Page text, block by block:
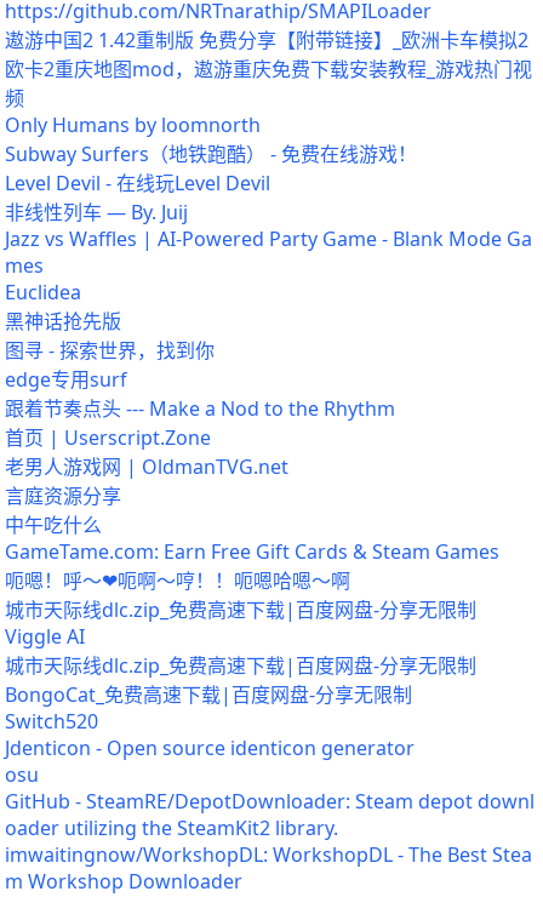
https://github.com/NRTnarathip/SMAPILoader
遨游中国2 1.42重制版 免费分享【附带链接】_欧洲卡车模拟2
欧卡2重庆地图mod，遨游重庆免费下载安装教程_游戏热门视
频
Only Humans by loomnorth
Subway Surfers（地铁跑酷） - 免费在线游戏！
Level Devil - 在线玩Level Devil
非线性列车 — By. Juij
Jazz vs Waffles | AI-Powered Party Game - Blank Mode Ga
mes
Euclidea
黑神话抢先版
图寻 - 探索世界，找到你
edge专用surf
跟着节奏点头 --- Make a Nod to the Rhythm
首页 | Userscript.Zone
老男人游戏网 | OldmanTVG.net
言庭资源分享
中午吃什么
GameTame.com: Earn Free Gift Cards & Steam Games
呃嗯！呼～❤呃啊～哼！！呃嗯哈嗯～啊
城市天际线dlc.zip_免费高速下载|百度网盘-分享无限制
Viggle AI
城市天际线dlc.zip_免费高速下载|百度网盘-分享无限制
BongoCat_免费高速下载|百度网盘-分享无限制
Switch520
Jdenticon - Open source identicon generator
osu
GitHub - SteamRE/DepotDownloader: Steam depot downl
oader utilizing the SteamKit2 library.
imwaitingnow/WorkshopDL: WorkshopDL - The Best Stea
m Workshop Downloader